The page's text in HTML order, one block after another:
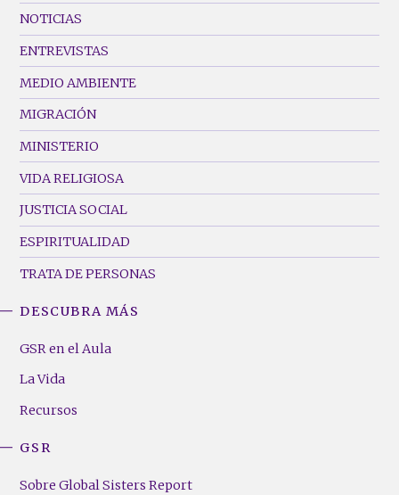
Footer
Menu
(Left)
NOTICIAS
ENTREVISTAS
MEDIO AMBIENTE
MIGRACIÓN
MINISTERIO
VIDA RELIGIOSA
JUSTICIA SOCIAL
ESPIRITUALIDAD
TRATA DE PERSONAS
Footer
(Right)
DESCUBRA MÁS
GSR en el Aula
La Vida
Recursos
GSR
Sobre Global Sisters Report